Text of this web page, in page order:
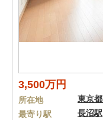
3,500万円
所在地 東京都
最寄り駅
長沼駅